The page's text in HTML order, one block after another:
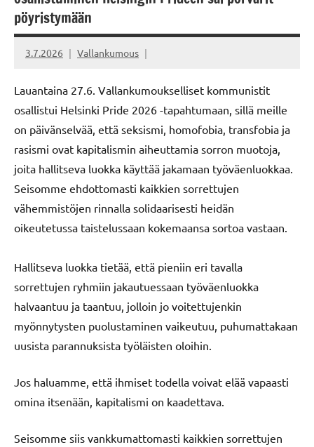
pöyristymään
3.7.2026 Vallankumous
Lauantaina 27.6. Vallankumoukselliset kommunistit
osallistui Helsinki Pride 2026 -tapahtumaan, sillä meille
on päivänselvää, että seksismi, homofobia, transfobia ja
rasismi ovat kapitalismin aiheuttamia sorron muotoja,
joita hallitseva luokka käyttää jakamaan työväenluokkaa.
Seisomme ehdottomasti kaikkien sorrettujen
vähemmistöjen rinnalla solidaarisesti heidän
oikeutetussa taistelussaan kokemaansa sortoa vastaan.
Hallitseva luokka tietää, että pieniin eri tavalla
sorrettujen ryhmiin jakautuessaan työväenluokka
halvaantuu ja taantuu, jolloin jo voitettujenkin
myönnytysten puolustaminen vaikeutuu, puhumattakaan
uusista parannuksista työläisten oloihin.
Jos haluamme, että ihmiset todella voivat elää vapaasti
omina itsenään, kapitalismi on kaadettava.
Seisomme siis vankkumattomasti kaikkien sorrettujen